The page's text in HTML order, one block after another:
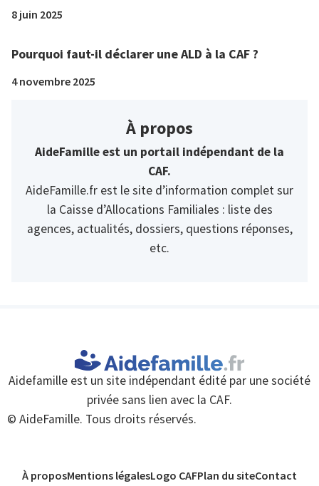
8 juin 2025
Pourquoi faut-il déclarer une ALD à la CAF ?
4 novembre 2025
À propos
AideFamille est un portail indépendant de la
CAF.
AideFamille.fr est le site d’information complet sur
la Caisse d’Allocations Familiales : liste des
agences, actualités, dossiers, questions réponses,
etc.
Aidefamille est un site indépendant édité par une société
privée sans lien avec la CAF.
© AideFamille. Tous droits réservés.
À proposMentions légalesLogo CAFPlan du siteContact